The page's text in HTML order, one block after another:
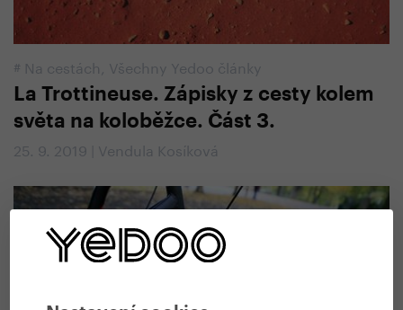
# Na cestách Všechny Yedoo články
La Trottineuse. Zápisky z cesty kolem
světa na koloběžce. Část 3.
25. 9. 2019 | Vendula Kosíková